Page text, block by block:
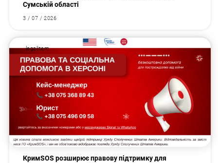
Сумській області
3 / 07 / 2026
legalitem
КримSOS розширює правову підтримку для